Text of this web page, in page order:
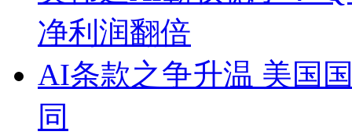
净利润翻倍
AI条款之争升温 美国
同